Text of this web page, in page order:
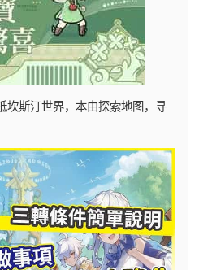
坎斯汀世界，本由探索地图，寻